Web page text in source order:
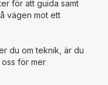
för att guida samt
vägen mot ett
du om teknik, är du
oss för mer